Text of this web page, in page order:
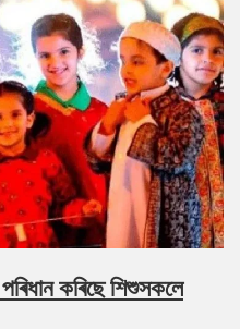
কৰিছে শিশুসকলে